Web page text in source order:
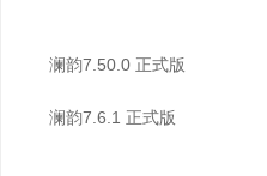
澜韵7.50.0 正式版
澜韵7.6.1 正式版